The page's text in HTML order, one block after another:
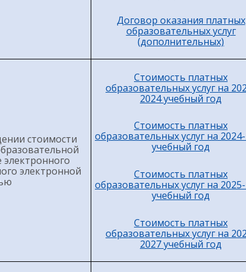
Договор оказания платных
образовательных услуг
(дополнительных)
стоимости
электронной
Стоимость платных
образовательных услуг на
2024 учебный год
Стоимость платных
образовательных услуг на
учебный год
Стоимость платных
образовательных услуг на
учебный год
Стоимость платных
образовательных услуг на
2027 учебный год